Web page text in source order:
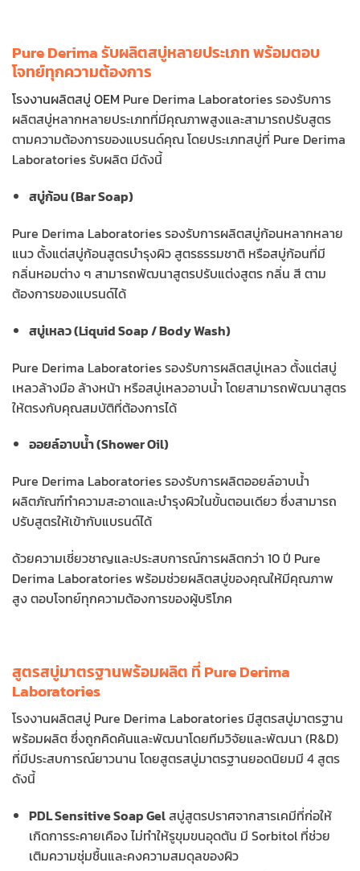
Pure Derima รับผลิตสบู่หลายประเภท พร้อมตอบ
โจทย์ทุกความต้องการ
โรงงานผลิตสบู่ OEM Pure Derima Laboratories รองรับการ
ผลิตสบู่หลากหลายประเภทที่มีคุณภาพสูงและสามารถปรับสูตร
ตามความต้องการของแบรนด์คุณ โดยประเภทสบู่ที่ Pure Derima
Laboratories รับผลิต มีดังนี้
สบู่ก้อน (Bar Soap)
Pure Derima Laboratories รองรับการผลิตสบู่ก้อนหลากหลาย
แนว ตั้งแต่สบู่ก้อนสูตรบำรุงผิว สูตรธรรมชาติ หรือสบู่ก้อนที่มี
กลิ่นหอมต่าง ๆ สามารถพัฒนาสูตรปรับแต่งสูตร กลิ่น สี ตาม
ต้องการของแบรนด์ได้
สบู่เหลว (Liquid Soap / Body Wash)
Pure Derima Laboratories รองรับการผลิตสบู่เหลว ตั้งแต่สบู่
เหลวล้างมือ ล้างหน้า หรือสบู่เหลวอาบน้ำ โดยสามารถพัฒนาสูตร
ให้ตรงกับคุณสมบัติที่ต้องการได้
ออยล์อาบน้ำ (Shower Oil)
Pure Derima Laboratories รองรับการผลิตออยล์อาบน้ำ
ผลิตภัณฑ์ทำความสะอาดและบำรุงผิวในขั้นตอนเดียว ซึ่งสามารถ
ปรับสูตรให้เข้ากับแบรนด์ได้
ด้วยความเชี่ยวชาญและประสบการณ์การผลิตกว่า 10 ปี Pure
Derima Laboratories พร้อมช่วยผลิตสบู่ของคุณให้มีคุณภาพ
สูง ตอบโจทย์ทุกความต้องการของผู้บริโภค
สูตรสบู่มาตรฐานพร้อมผลิต ที่ Pure Derima
Laboratories
โรงงานผลิตสบู่ Pure Derima Laboratories มีสูตรสบู่มาตรฐาน
พร้อมผลิต ซึ่งถูกคิดค้นและพัฒนาโดยทีมวิจัยและพัฒนา (R&D)
ที่มีประสบการณ์ยาวนาน โดยสูตรสบู่มาตรฐานยอดนิยมมี 4 สูตร
ดังนี้
PDL Sensitive Soap Gelสบู่สูตรปราศจากสารเคมีที่ก่อให้
เกิดการระคายเคือง ไม่ทำให้รูขุมขนอุดตัน มี Sorbitol ที่ช่วย
เติมความชุ่มชื้นและคงความสมดุลของผิว